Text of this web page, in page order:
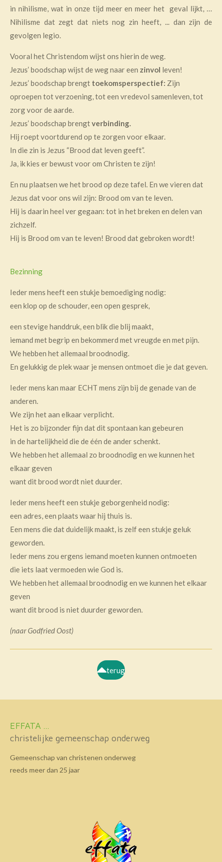
in nihilisme, wat in onze tijd meer en meer het geval lijkt, …
Nihilisme dat zegt dat niets nog zin heeft, ... dan zijn de
gevolgen legio.
Vooral het Christendom wijst ons hierin de weg.
Jezus’ boodschap wijst de weg naar een zinvol leven!
Jezus’ boodschap brengt toekomsperspectief: Zijn
oproepen tot verzoening, tot een vredevol samenleven, tot
zorg voor de aarde.
Jezus’ boodschap brengtverbinding.
Hij roept voortdurend op te zorgen voor elkaar.
In die zin is Jezus “Brood dat leven geeft”.
Ja, ik kies er bewust voor om Christen te zijn!
En nu plaatsen we het brood op deze tafel. En we vieren dat
Jezus dat voor ons wil zijn: Brood om van te leven.
Hij is daarin heel ver gegaan: tot in het breken en delen van
zichzelf.
Hij is Brood om van te leven! Brood dat gebroken wordt!
Bezinning
Ieder mens heeft een stukje bemoediging nodig:
een klop op de schouder, een open gesprek,
een stevige handdruk, een blik die blij maakt,
iemand met begrip en bekommerd met vreugde en met pijn.
We hebben het allemaal broodnodig.
En gelukkig de plek waar je mensen ontmoet die je dat geven.
Ieder mens kan maar ECHT mens zijn bij de genade van de
anderen.
We zijn het aan elkaar verplicht.
Het is zo bijzonder fijn dat dit spontaan kan gebeuren
in de hartelijkheid die de één de ander schenkt.
We hebben het allemaal zo broodnodig en we kunnen het
elkaar geven
want dit brood wordt niet duurder.
Ieder mens heeft een stukje geborgenheid nodig:
een adres, een plaats waar hij thuis is.
Een mens die dat duidelijk maakt, is zelf een stukje geluk
geworden.
Ieder mens zou ergens iemand moeten kunnen ontmoeten
die iets laat vermoeden wie God is.
We hebben het allemaal broodnodig en we kunnen het elkaar
geven
want dit brood is niet duurder geworden.
(naar Godfried Oost)
terug
EFFATA ...
christelijke gemeenschap onderweg
Gemeenschap van christenen onderweg
reeds meer dan 25 jaar